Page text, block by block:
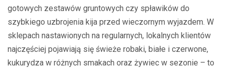
gotowych zestawów gruntowych czy spławików do
szybkiego uzbrojenia kija przed wieczornym wyjazdem. W
sklepach nastawionych na regularnych, lokalnych klientów
najczęściej pojawiają się świeże robaki, białe i czerwone,
kukurydza w różnych smakach oraz żywiec w sezonie – to